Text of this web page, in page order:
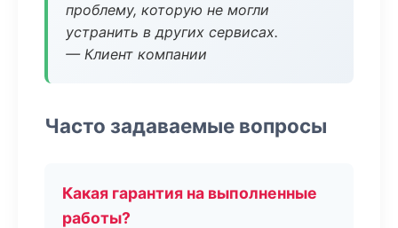
проблему, которую не могли
устранить в других сервисах.
— Клиент компании
Часто задаваемые вопросы
Какая гарантия на выполненные
работы?